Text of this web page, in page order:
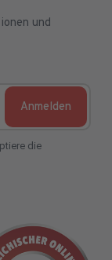
und
die
Anmelden